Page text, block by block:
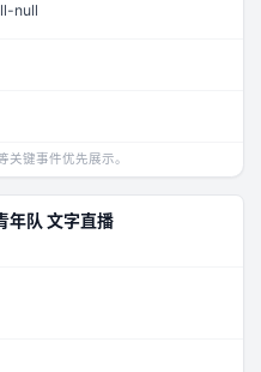
null
关键事件优先展示。
年队 文字直播